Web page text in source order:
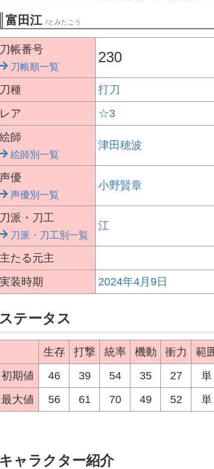
富田江 /とみたごう
刀帳番号
刀帳順一覧
230
刀種
打刀
レア
☆3
絵師
絵師別一覧
津田穂波
声優
声優別一覧
小野賢章
刀派・刀工
刀派・刀工別一覧
江
主たる元主
実装時期
2024年4月9日
ステータス
生存 打撃 統率 機動 衝力 範
初期値
46 39 54 35 27 単
最大値
56 61 70 49 52 単
キャラクター紹介